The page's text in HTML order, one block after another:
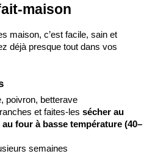
maison
maison, c’est facile, sain et
déjà presque tout dans vos
poivron, betterave
et faites-les sécher au
four à basse température (40–
semaines